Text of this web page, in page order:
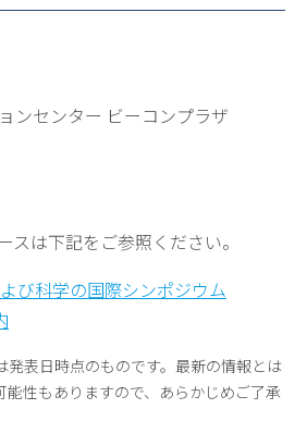
ンセンター ビーコンプラザ
スは下記をご参照ください。
び科学の国際シンポジウム
発表日時点のものです。最新の情報とは
能性もありますので、あらかじめご了承